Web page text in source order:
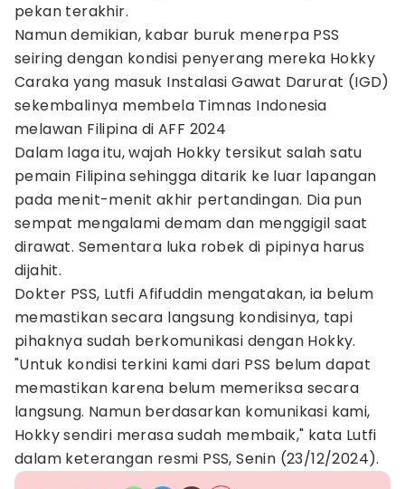
pekan terakhir.
Namun demikian, kabar buruk menerpa PSS
seiring dengan kondisi penyerang mereka Hokky
Caraka yang masuk Instalasi Gawat Darurat (IGD)
sekembalinya membela Timnas Indonesia
melawan Filipina di AFF 2024
Dalam laga itu, wajah Hokky tersikut salah satu
pemain Filipina sehingga ditarik ke luar lapangan
pada menit-menit akhir pertandingan. Dia pun
sempat mengalami demam dan menggigil saat
dirawat. Sementara luka robek di pipinya harus
dijahit.
Dokter PSS, Lutfi Afifuddin mengatakan, ia belum
memastikan secara langsung kondisinya, tapi
pihaknya sudah berkomunikasi dengan Hokky.
"Untuk kondisi terkini kami dari PSS belum dapat
memastikan karena belum memeriksa secara
langsung. Namun berdasarkan komunikasi kami,
Hokky sendiri merasa sudah membaik," kata Lutfi
dalam keterangan resmi PSS, Senin (23/12/2024).